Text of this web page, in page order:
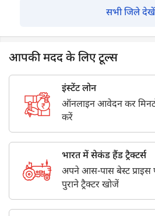
सभी जिले देखें
आपकी मदद के लिए टूल्स
इंस्टेंट लोन
ऑनलाइन आवेदन कर
करें
भारत में सेकंड हैंड ट्रैक्टर्स
अपने आस-पास बेस्ट प्राइस
पुराने ट्रैक्टर खोजें